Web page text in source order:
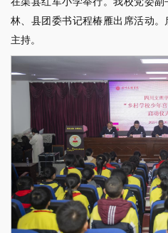
林、县团委书记程椿雁出席活动
主持。